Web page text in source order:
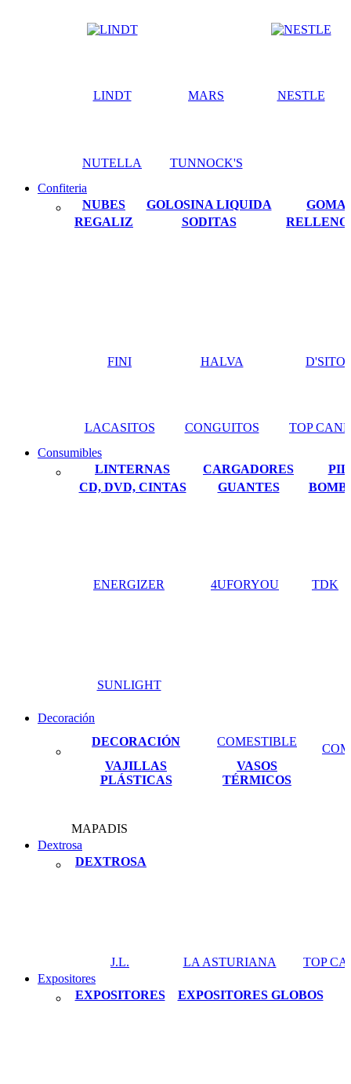
LINDT MARS NESTLE
NUTELLA
TUNNOCK'S
Confiteria
NUBES
GOLOSINA LIQUIDA
REGALIZ
SODITAS
FINI HALVA D'SITO
LACASITOS CONGUITOS
TOP
Consumibles
LINTERNAS
CARGADORES
CD, DVD, CINTAS
GUANTES
ENERGIZER 4UFORYOU TDK
SUNLIGHT
Decoración
DECORACIÓN
COMESTIBLE
VAJILLAS
PLÁSTICAS
VASOS
TÉRMICOS
MAPADIS
Dextrosa
DEXTROSA
J.L. LA ASTURIANA
TOP
Expositores
EXPOSITORES
EXPOSITORES GLOBOS